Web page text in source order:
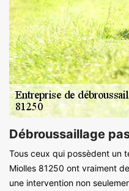
Débroussaillage
Tous ceux qui possèdent un
Miolles 81250 ont vraiment
une intervention non